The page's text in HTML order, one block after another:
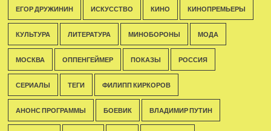
ЕГОР ДРУЖИНИН ИСКУССТВО КИНО КИНОПРЕМЬЕРЫ
КУЛЬТУРА ЛИТЕРАТУРА МИНОБОРОНЫ МОДА
МОСКВА ОППЕНГЕЙМЕР ПОКАЗЫ РОССИЯ
СЕРИАЛЫ ТЕГИ ФИЛИПП КИРКОРОВ
АНОНС ПРОГРАММЫ БОЕВИК ВЛАДИМИР ПУТИН